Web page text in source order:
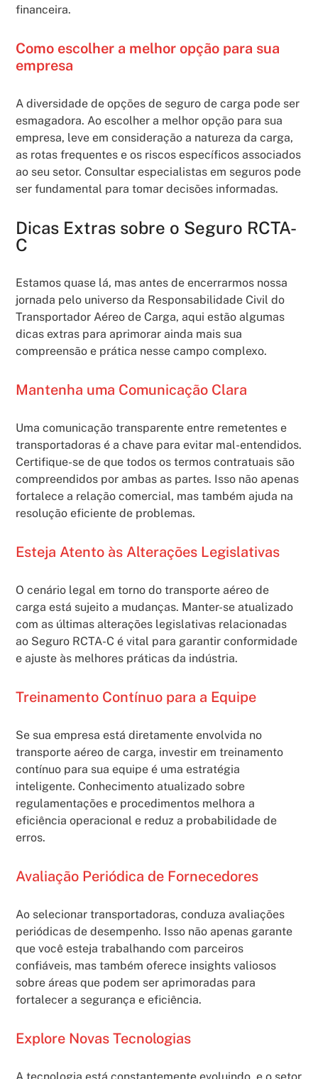
financeira.
Como escolher a melhor opção para sua
empresa
A diversidade de opções de seguro de carga pode ser
esmagadora. Ao escolher a melhor opção para sua
empresa, leve em consideração a natureza da carga,
as rotas frequentes e os riscos específicos associados
ao seu setor. Consultar especialistas em seguros pode
ser fundamental para tomar decisões informadas.
Dicas Extras sobre o Seguro RCTA-
C
Estamos quase lá, mas antes de encerrarmos nossa
jornada pelo universo da Responsabilidade Civil do
Transportador Aéreo de Carga, aqui estão algumas
dicas extras para aprimorar ainda mais sua
compreensão e prática nesse campo complexo.
Mantenha uma Comunicação Clara
Uma comunicação transparente entre remetentes e
transportadoras é a chave para evitar mal-entendidos.
Certifique-se de que todos os termos contratuais são
compreendidos por ambas as partes. Isso não apenas
fortalece a relação comercial, mas também ajuda na
resolução eficiente de problemas.
Esteja Atento às Alterações Legislativas
O cenário legal em torno do transporte aéreo de
carga está sujeito a mudanças. Manter-se atualizado
com as últimas alterações legislativas relacionadas
ao Seguro RCTA-C é vital para garantir conformidade
e ajuste às melhores práticas da indústria.
Treinamento Contínuo para a Equipe
Se sua empresa está diretamente envolvida no
transporte aéreo de carga, investir em treinamento
contínuo para sua equipe é uma estratégia
inteligente. Conhecimento atualizado sobre
regulamentações e procedimentos melhora a
eficiência operacional e reduz a probabilidade de
erros.
Avaliação Periódica de Fornecedores
Ao selecionar transportadoras, conduza avaliações
periódicas de desempenho. Isso não apenas garante
que você esteja trabalhando com parceiros
confiáveis, mas também oferece insights valiosos
sobre áreas que podem ser aprimoradas para
fortalecer a segurança e eficiência.
Explore Novas Tecnologias